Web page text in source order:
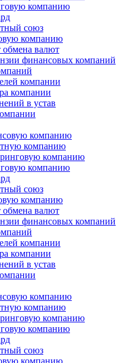
компанию
союз
компанию
валют
финансовых компаний
компании
компании
в устав
компанию
компанию
компанию
компанию
союз
компанию
валют
финансовых компаний
компании
компании
в устав
компанию
компанию
компанию
компанию
союз
компанию